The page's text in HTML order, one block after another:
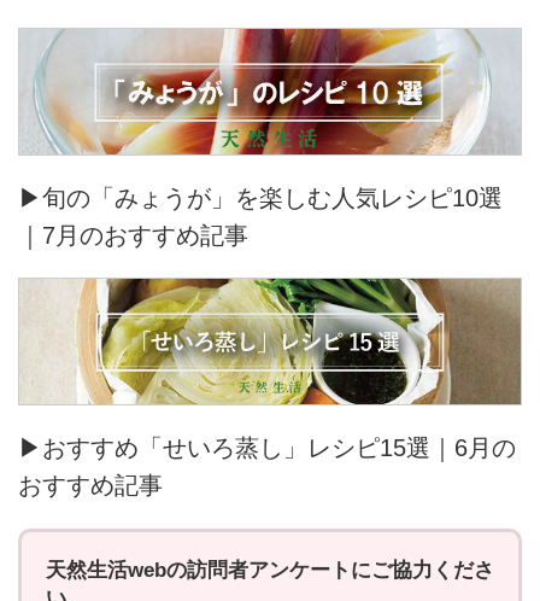
▶旬の「みょうが」を楽しむ人気レシピ10選
｜7月のおすすめ記事
▶おすすめ「せいろ蒸し」レシピ15選｜6月の
おすすめ記事